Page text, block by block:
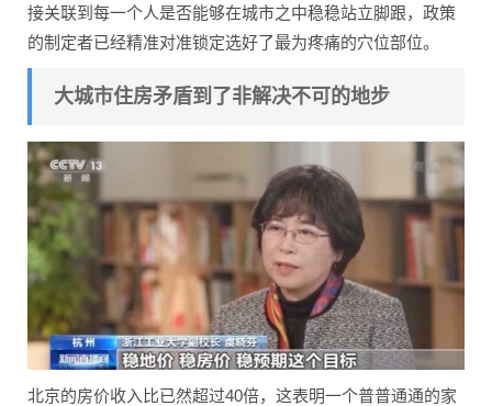
接关联到每一个人是否能够在城市之中稳稳站立脚跟，政策
的制定者已经精准对准锁定选好了最为疼痛的穴位部位。
大城市住房矛盾到了非解决不可的地步
北京的房价收入比已然超过40倍，这表明一个普普通通的家